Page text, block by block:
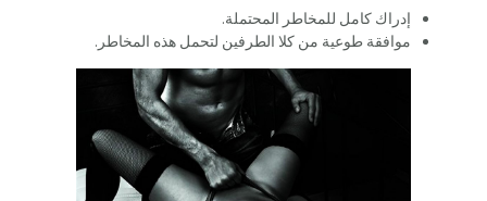
إدراك كامل للمخاطر المحتملة.
موافقة طوعية من كلا الطرفين لتحمل هذه المخاطر.